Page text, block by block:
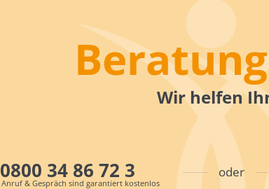
Beratung
Wir helfen
0800 34 86 72 3
Anruf & Gespräch sind garantiert kostenlos
oder